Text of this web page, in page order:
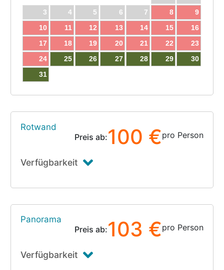
3
4 5 6 7 8
9
10
11 12 13 14 15
16
17
18 19 20 21 22
23
24
25 26 27 28 29
30
31
Rotwand
Preis ab:100 €pro Person
Verfügbarkeit
Panorama
Preis ab:103 €pro Person
Verfügbarkeit